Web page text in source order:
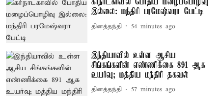
கர்நாடகாவில் போதிய மழைப்பொழிவு
இல்லை: மந்திரி பரமேஷ்வரா பேட்டி
தினத்தந்தி 54 minutes ago
இந்தியாவில் உள்ள ஆசிய
சிங்கங்களின் எண்ணிக்கை 891 ஆக
உயர்வு; மத்திய மந்திரி தகவல்
தினத்தந்தி 57 minutes ago